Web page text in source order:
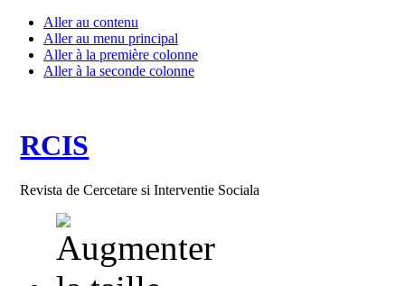
Aller au contenu
Aller au menu principal
Aller à la première colonne
Aller à la seconde colonne
RCIS
Revista de Cercetare si Interventie Sociala